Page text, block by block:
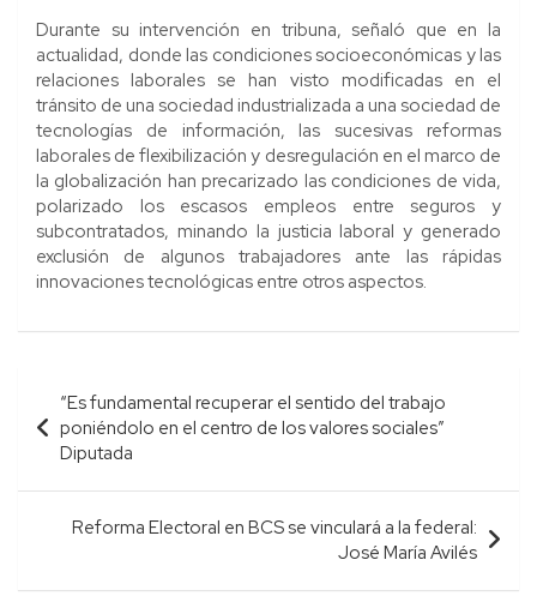
Durante su intervención en tribuna, señaló que en la
actualidad, donde las condiciones socioeconómicas y las
relaciones laborales se han visto modificadas en el
tránsito de una sociedad industrializada a una sociedad de
tecnologías de información, las sucesivas reformas
laborales de flexibilización y desregulación en el marco de
la globalización han precarizado las condiciones de vida,
polarizado los escasos empleos entre seguros y
subcontratados, minando la justicia laboral y generado
exclusión de algunos trabajadores ante las rápidas
innovaciones tecnológicas entre otros aspectos.
Navegación
de
entradas
“Es fundamental recuperar el sentido del trabajo
poniéndolo en el centro de los valores sociales”
Diputada
Reforma Electoral en BCS se vinculará a la federal:
José María Avilés